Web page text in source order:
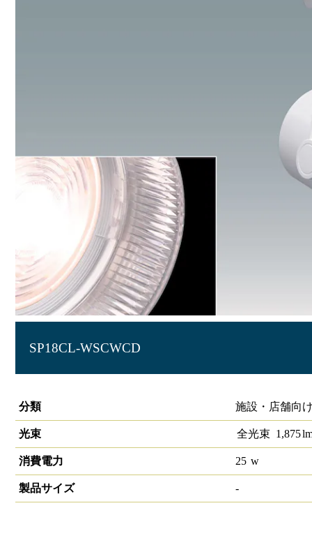
SP18CL-WSCWCD
分類
施設・店舗向
光束 全光束 1,875
消費電力 25 w
製品サイズ -